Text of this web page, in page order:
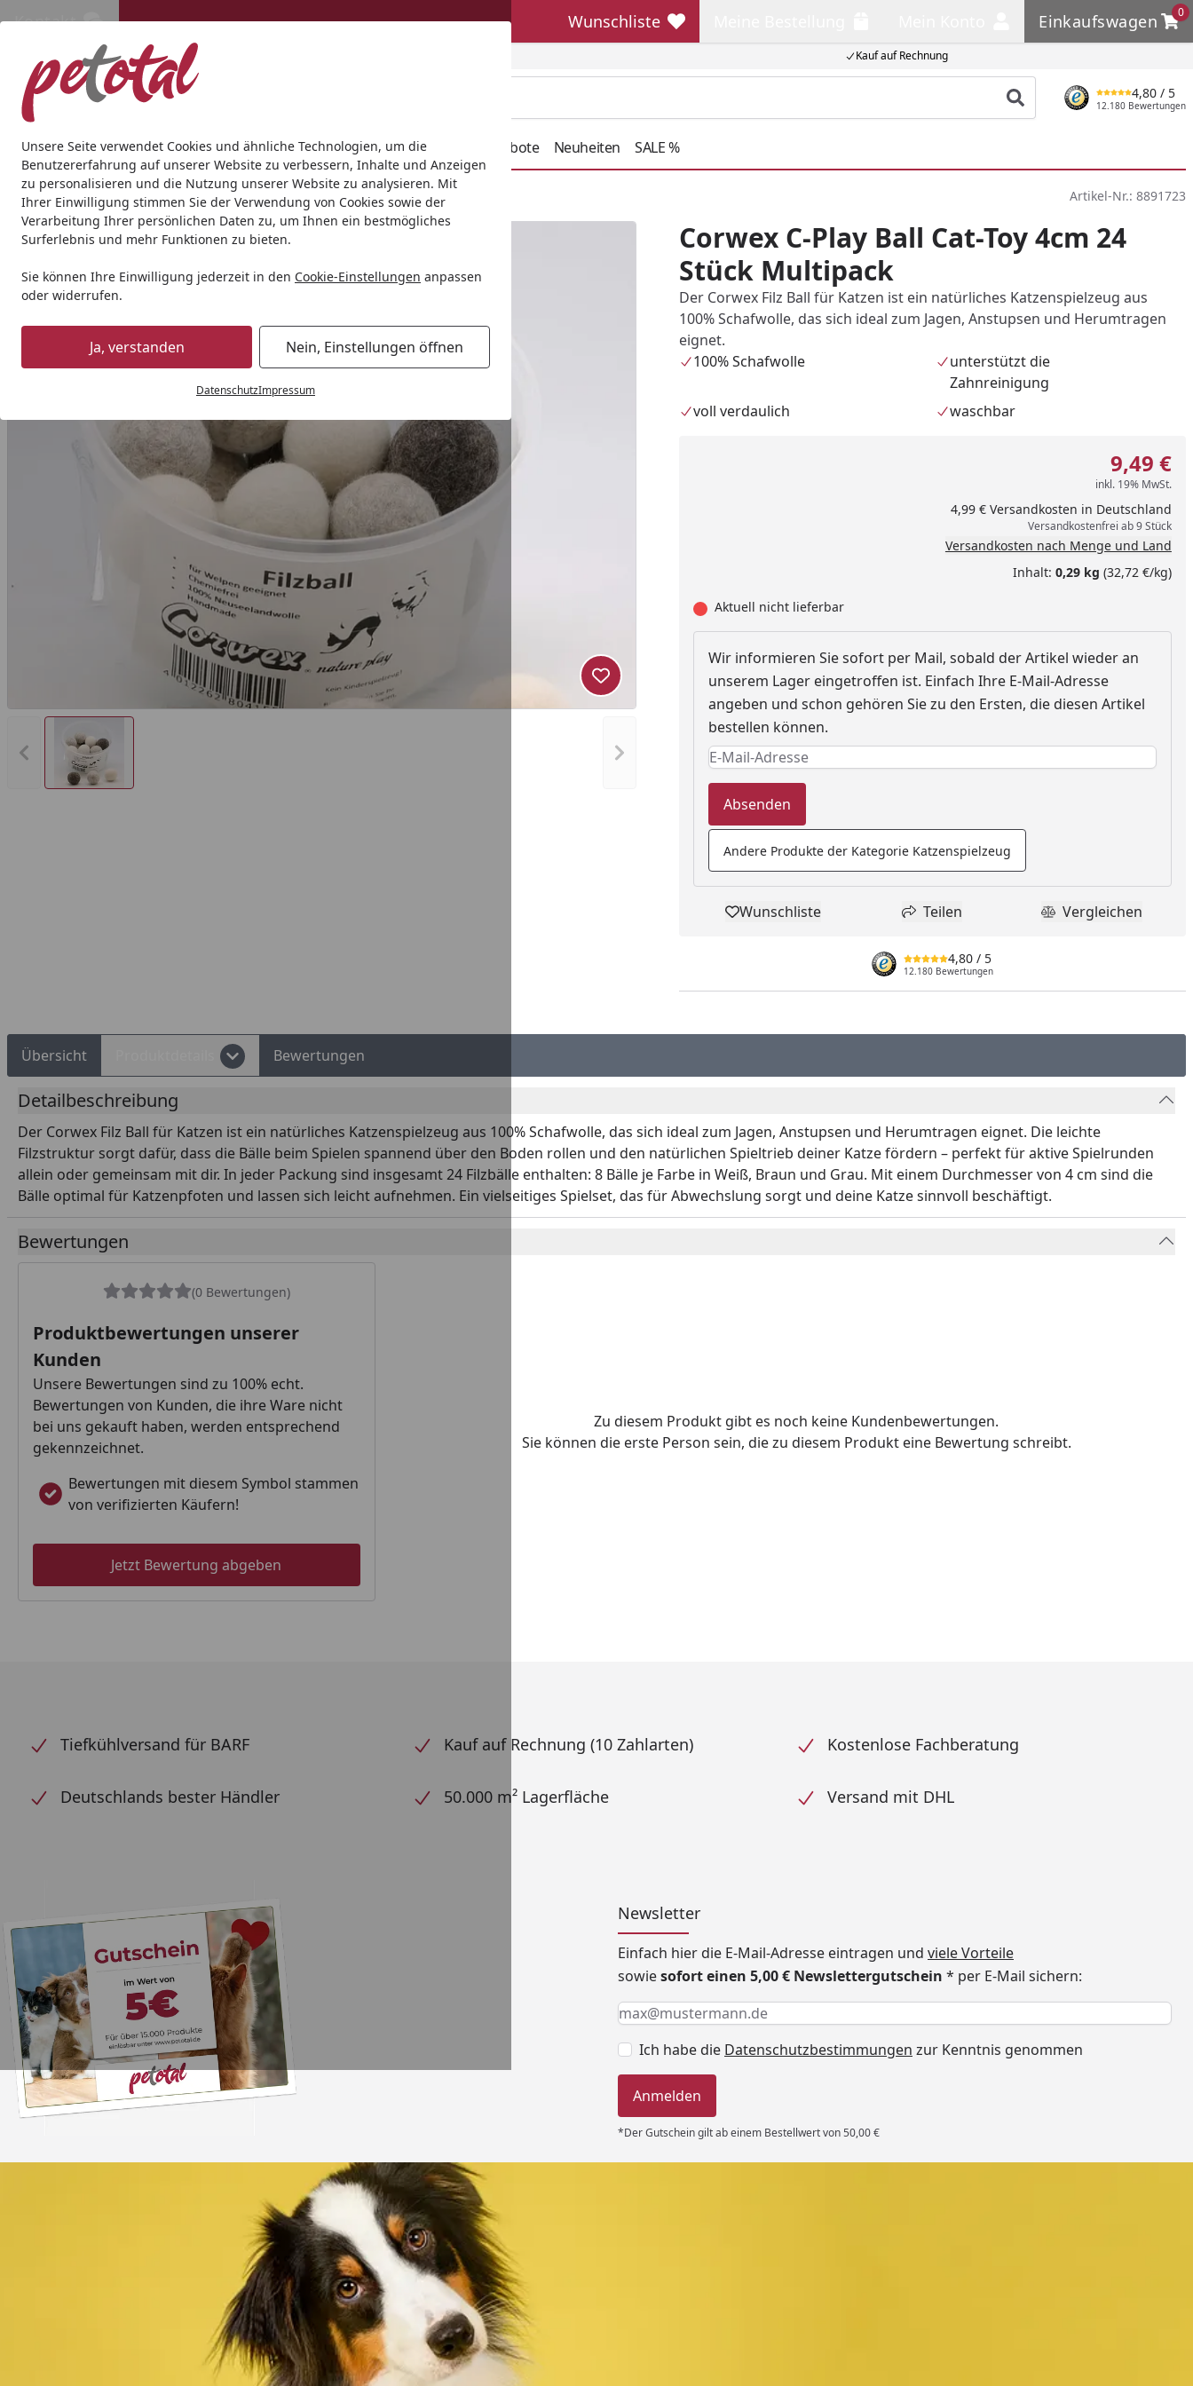
Unsere Seite verwendet Cookies und ähnliche Technologien, um die
Benutzererfahrung auf unserer Website zu verbessern, Inhalte und Anzeigen
zu personalisieren und die Nutzung unserer Website zu analysieren. Mit
Ihrer Einwilligung stimmen Sie der Verwendung von Cookies sowie der
Verarbeitung Ihrer persönlichen Daten zu, um Ihnen ein bestmögliches
Surferlebnis und mehr Funktionen zu bieten.
Sie können Ihre Einwilligung jederzeit in den Cookie-Einstellungen anpassen
oder widerrufen.
Ja, verstanden Nein, Einstellungen öffnen
DatenschutzImpressum
Kauf auf Rechnung
Kontakt Wunschliste
Wunschliste Einkaufswagen
0
Einkaufswagen
Produkt suchen
4,80 / 5
12.180 Bewertungen
Hund Katze Aquaristik Teich Andere Tierarten Geschenkideen Angebote Neuheiten SALE %
Startseite
Katze Katzenspielzeug Corwex C-Play Ball Cat-Toy 4cm 24 Stück Multipack Artikel-Nr.: 8891723
Vorheriges Bild anzeigen Nächstes Bild anzeigen
Produkt zur Wunschliste hinzufügen
Corwex C-Play Ball Cat-Toy 4cm 24
Stück Multipack
Der Corwex Filz Ball für Katzen ist ein natürliches Katzenspielzeug aus
100% Schafwolle, das sich ideal zum Jagen, Anstupsen und Herumtragen
eignet.
100% Schafwolle
unterstützt die
Zahnreinigung
voll verdaulich
waschbar
9,49 €
inkl. 19% MwSt.
4,99 € Versandkosten in Deutschland
Versandkostenfrei ab 9 Stück
Versandkosten nach Menge und Land
Inhalt: 0,29 kg (32,72 €/kg)
Aktuell nicht lieferbar
Wir informieren Sie sofort per Mail, sobald der Artikel wieder an
unserem Lager eingetroffen ist. Einfach Ihre E-Mail-Adresse
angeben und schon gehören Sie zu den Ersten, die diesen Artikel
bestellen können.
Keine Eingabe erforderlich
Eingabe erforderlich
Absenden
Andere Produkte der Kategorie Katzenspielzeug
Produkt zur Wunschliste hinzufügen
Wunschliste Teilen
Teilen Produkt
Vergleichen
4,80 / 5
12.180 Bewertungen
Übersicht Bewertungen
Detailbeschreibung
Der Corwex Filz Ball für Katzen ist ein natürliches Katzenspielzeug aus 100% Schafwolle, das sich ideal zum Jagen, Anstupsen und Herumtragen eignet. Die leichte
Filzstruktur sorgt dafür, dass die Bälle beim Spielen spannend über den Boden rollen und den natürlichen Spieltrieb deiner Katze fördern – perfekt für aktive Spielrunden
allein oder gemeinsam mit dir. In jeder Packung sind insgesamt 24 Filzbälle enthalten: 8 Bälle je Farbe in Weiß, Braun und Grau. Mit einem Durchmesser von 4 cm sind die
Bälle optimal für Katzenpfoten und lassen sich leicht aufnehmen. Ein vielseitiges Spielset, das für Abwechslung sorgt und deine Katze sinnvoll beschäftigt.
Bewertungen
(0 Bewertungen)
Produktbewertungen unserer
Kunden
Unsere Bewertungen sind zu 100% echt.
Bewertungen von Kunden, die ihre Ware nicht
bei uns gekauft haben, werden entsprechend
gekennzeichnet.
Bewertungen mit diesem Symbol stammen
von verifizierten Käufern!
Jetzt Bewertung abgeben
Zu diesem Produkt gibt es noch keine Kundenbewertungen.
Sie können die erste Person sein, die zu diesem Produkt eine Bewertung schreibt.
Tiefkühlversand für BARF Kauf auf Rechnung (10 Zahlarten) Kostenlose Fachberatung
Deutschlands bester Händler 50.000 m² Lagerfläche Versand mit DHL
Newsletter
Einfach hier die E-Mail-Adresse eintragen und viele Vorteile
sowiesofort einen 5,00 € Newslettergutschein * per E-Mail sichern:
Keine Eingabe erforderlich
Eingabe erforderlich
E-Mail *
Ich habe die Datenschutzbestimmungen zur Kenntnis genommen
Anmelden
*Der Gutschein gilt ab einem Bestellwert von 50,00 €
„Alles top. Hat wie immer super
geklappt, sehr schnelle Lieferung!!“
30.07.2026